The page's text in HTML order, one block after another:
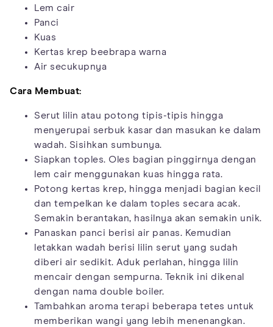
Lem cair
Panci
Kuas
Kertas krep beebrapa warna
Air secukupnya
Cara Membuat:
Serut lilin atau potong tipis-tipis hingga
menyerupai serbuk kasar dan masukan ke dalam
wadah. Sisihkan sumbunya.
Siapkan toples. Oles bagian pinggirnya dengan
lem cair menggunakan kuas hingga rata.
Potong kertas krep, hingga menjadi bagian kecil
dan tempelkan ke dalam toples secara acak.
Semakin berantakan, hasilnya akan semakin unik.
Panaskan panci berisi air panas. Kemudian
letakkan wadah berisi lilin serut yang sudah
diberi air sedikit. Aduk perlahan, hingga lilin
mencair dengan sempurna. Teknik ini dikenal
dengan nama double boiler.
Tambahkan aroma terapi beberapa tetes untuk
memberikan wangi yang lebih menenangkan.